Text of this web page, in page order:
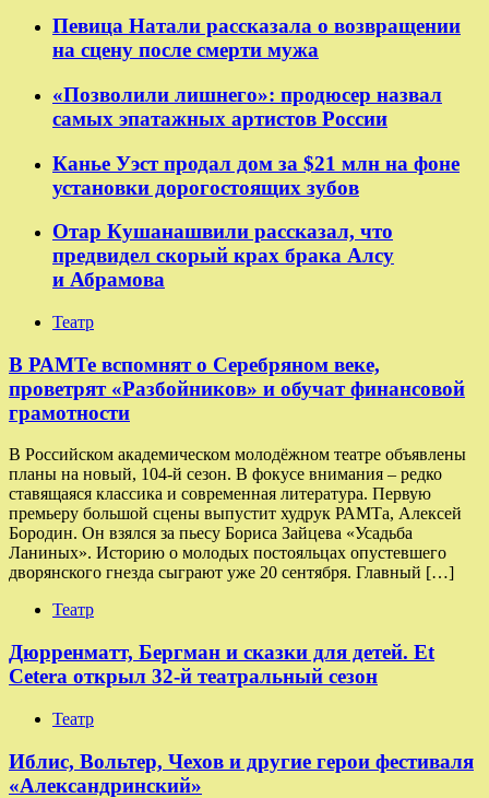
Певица Натали рассказала о возвращении
на сцену после смерти мужа
«Позволили лишнего»: продюсер назвал
самых эпатажных артистов России
Канье Уэст продал дом за $21 млн на фоне
установки дорогостоящих зубов
Отар Кушанашвили рассказал, что
предвидел скорый крах брака Алсу
и Абрамова
Театр
​​В РАМТе вспомнят о Серебряном веке,
проветрят «Разбойников» и обучат финансовой
грамотности
В Российском академическом молодёжном театре объявлены
планы на новый, 104-й сезон. В фокусе внимания – редко
ставящаяся классика и современная литература. Первую
премьеру большой сцены выпустит худрук РАМТа, Алексей
Бородин. Он взялся за пьесу Бориса Зайцева «Усадьба
Ланиных». Историю о молодых постояльцах опустевшего
дворянского гнезда сыграют уже 20 сентября. Главный […]
Театр
Дюрренматт, Бергман и сказки для детей. Et
Cetera открыл 32-й театральный сезон
Театр
​​Иблис, Вольтер, Чехов и другие герои фестиваля
«Александринский»